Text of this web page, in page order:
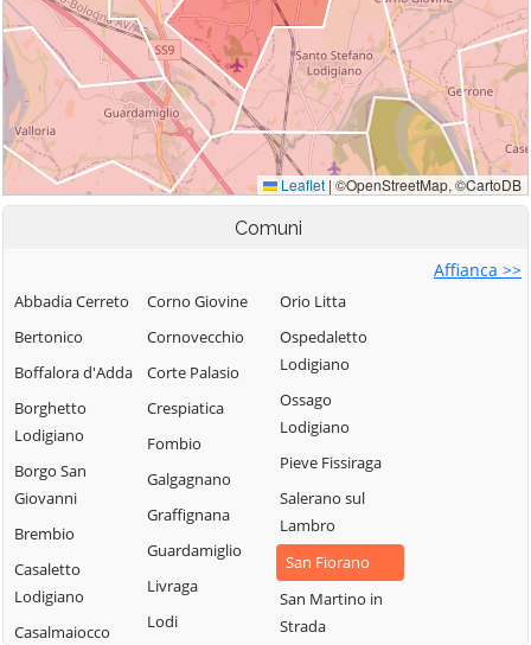
Comuni
Affianca >>
Abbadia Cerreto
Bertonico
Boffalora d'Adda
Borghetto
Lodigiano
Borgo San
Giovanni
Brembio
Casaletto
Lodigiano
Casalmaiocco
Corno Giovine
Cornovecchio
Corte Palasio
Crespiatica
Fombio
Galgagnano
Graffignana
Guardamiglio
Livraga
Lodi
Orio Litta
Ospedaletto
Lodigiano
Ossago
Lodigiano
Pieve Fissiraga
Salerano sul
Lambro
San Fiorano
San Martino in
Strada